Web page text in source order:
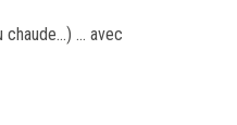
chaude…) … avec